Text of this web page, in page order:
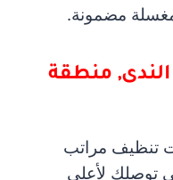
مضمونة.
الندى, منطقة
تنظيف مراتب
توصلك لأعلى